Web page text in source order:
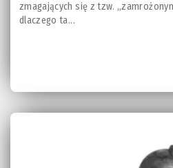
zmagających się z tzw.
dlaczego ta...